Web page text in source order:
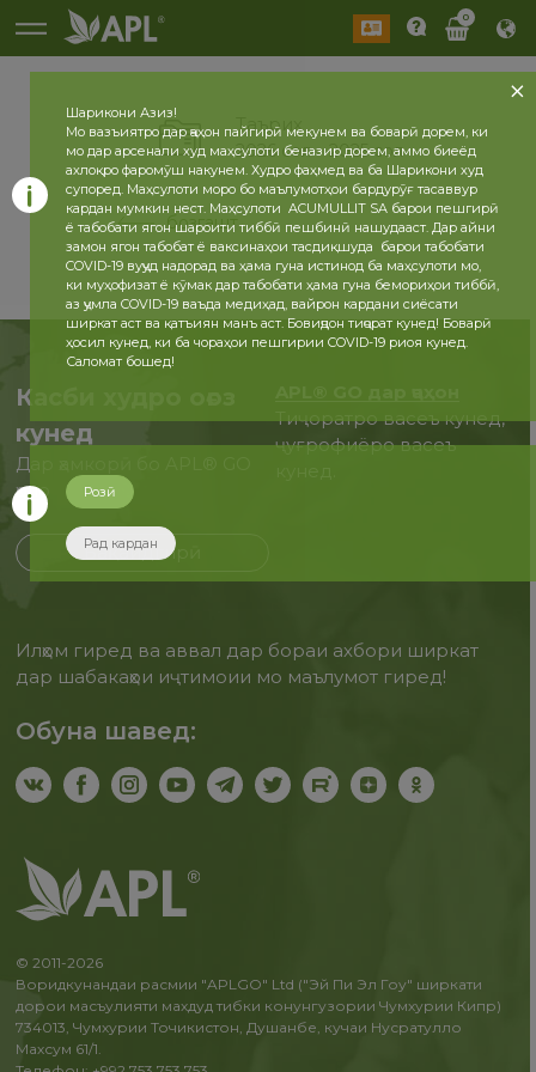
0
Таърих
2026 сол 2025 сол
бозгашт
Касби худро оғоз
кунед
Дар ҳамкорӣ бо APL® GO
ҳоло
Бақайдгирӣ
Тиҷоратро васеъ кунед,
ҷуғрофиёро васеъ
Илҳом гиред ва аввал дар бораи ахбори ширкат
дар шабакаҳои иҷтимоии мо маълумот гиред!
Обуна шавед:
© 2011-2026
Воридкунандаи расмии "APLGO" Ltd ("Эй Пи Эл Гоу" ширкати
дорои масъулияти махдуд тибки конунгузории Чумхурии Кипр)
734013, Чумхурии Точикистон, Душанбе, кучаи Нусратулло
Махсум 61/1.
Шарикони Азиз!
Мо вазъиятро дар ҷаҳон пайгирӣ мекунем ва боварӣ дорем, ки
мо дар арсенали худ маҳсулоти беназир дорем, аммо биеёд
ахлоқро фаромӯш накунем. Худро фаҳмед ва ба Шарикони худ
супоред. Маҳсулоти моро бо маълумотҳои бардурӯғ тасаввур
кардан мумкин нест. Маҳсулоти ACUMULLIT SA барои пешгирӣ
ё табобати ягон шароити тиббӣ пешбинӣ нашудааст. Дар айни
замон ягон табобат ё ваксинаҳои тасдиқшуда барои табобати
COVID-19 вуҷуд надорад ва ҳама гуна истинод ба маҳсулоти мо,
ки муҳофизат ё кӯмак дар табобати ҳама гуна бемориҳои тиббӣ,
аз ҷумла COVID-19 ваъда медиҳад, вайрон кардани сиёсати
ширкат аст ва қатъиян манъ аст. Бовиҷдон тиҷорат кунед! Боварӣ
ҳосил кунед, ки ба чораҳои пешгирии COVID-19 риоя кунед.
Саломат бошед!
Розӣ
Рад кардан